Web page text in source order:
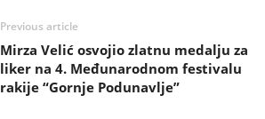
Previous article
Mirza Velić osvojio zlatnu medalju za
liker na 4. Međunarodnom festivalu
rakije “Gornje Podunavlje”